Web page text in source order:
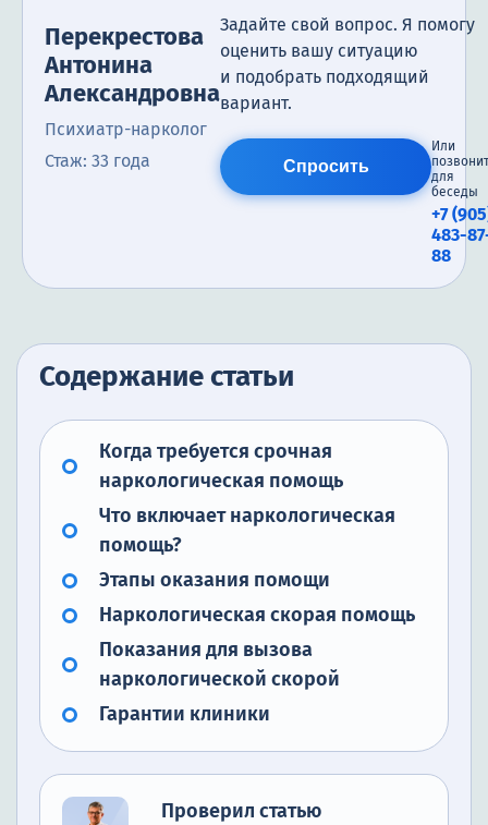
Перекрестова
Антонина
Александровна
Психиатр-нарколог
Стаж: 33 года
Задайте свой вопрос. Я помогу
оценить вашу ситуацию
и подобрать подходящий
вариант.
Спросить
Или
для
беседы
+7
483-
88
Содержание статьи
Когда требуется срочная
наркологическая помощь
Что включает наркологическая
помощь?
Этапы оказания помощи
Наркологическая скорая помощь
Показания для вызова
наркологической скорой
Гарантии клиники
Проверил статью